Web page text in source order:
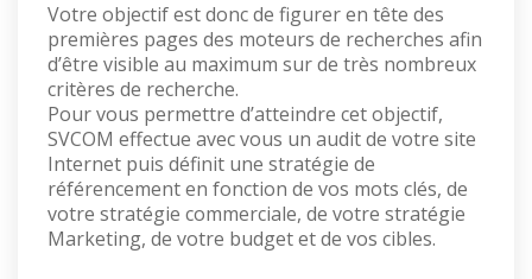
Votre objectif est donc de figurer en tête des
premières pages des moteurs de recherches afin
d’être visible au maximum sur de très nombreux
critères de recherche.
Pour vous permettre d’atteindre cet objectif,
SVCOM effectue avec vous un audit de votre site
Internet puis définit une stratégie de
référencement en fonction de vos mots clés, de
votre stratégie commerciale, de votre stratégie
Marketing, de votre budget et de vos cibles.